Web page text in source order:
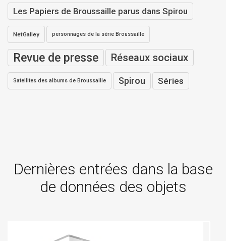
Les Papiers de Broussaille parus dans Spirou
NetGalley personnages de la série Broussaille
Revue de presse Réseaux sociaux
Satellites des albums de Broussaille Spirou Séries
Dernières entrées dans la base
de données des objets